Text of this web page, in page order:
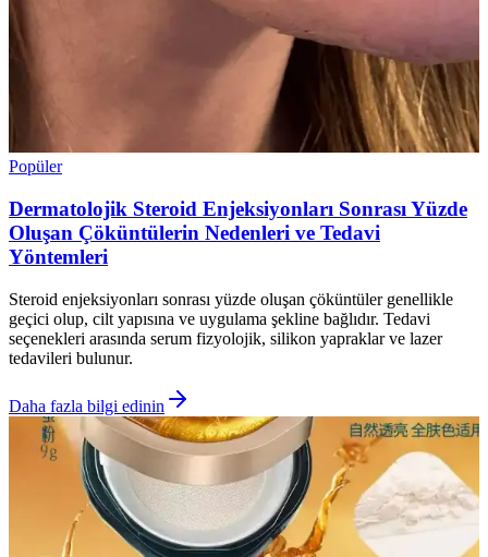
Popüler
Dermatolojik Steroid Enjeksiyonları Sonrası Yüzde
Oluşan Çöküntülerin Nedenleri ve Tedavi
Yöntemleri
Steroid enjeksiyonları sonrası yüzde oluşan çöküntüler genellikle
geçici olup, cilt yapısına ve uygulama şekline bağlıdır. Tedavi
seçenekleri arasında serum fizyolojik, silikon yapraklar ve lazer
tedavileri bulunur.
Daha fazla bilgi edinin